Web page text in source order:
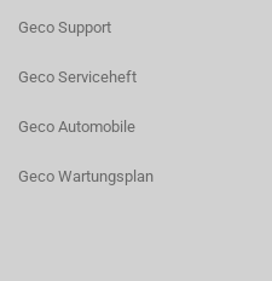
Geco Support
Geco Serviceheft
Geco Automobile
Geco Wartungsplan